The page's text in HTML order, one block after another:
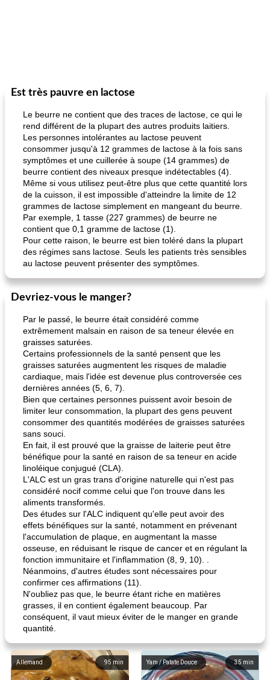
Est très pauvre en lactose
Le beurre ne contient que des traces de lactose, ce qui le
rend différent de la plupart des autres produits laitiers.
Les personnes intolérantes au lactose peuvent
consommer jusqu'à 12 grammes de lactose à la fois sans
symptômes et une cuillerée à soupe (14 grammes) de
beurre contient des niveaux presque indétectables (4).
Même si vous utilisez peut-être plus que cette quantité lors
de la cuisson, il est impossible d'atteindre la limite de 12
grammes de lactose simplement en mangeant du beurre.
Par exemple, 1 tasse (227 grammes) de beurre ne
contient que 0,1 gramme de lactose (1).
Pour cette raison, le beurre est bien toléré dans la plupart
des régimes sans lactose. Seuls les patients très sensibles
au lactose peuvent présenter des symptômes.
Devriez-vous le manger?
Par le passé, le beurre était considéré comme
extrêmement malsain en raison de sa teneur élevée en
graisses saturées.
Certains professionnels de la santé pensent que les
graisses saturées augmentent les risques de maladie
cardiaque, mais l'idée est devenue plus controversée ces
dernières années (5, 6, 7).
Bien que certaines personnes puissent avoir besoin de
limiter leur consommation, la plupart des gens peuvent
consommer des quantités modérées de graisses saturées
sans souci.
En fait, il est prouvé que la graisse de laiterie peut être
bénéfique pour la santé en raison de sa teneur en acide
linoléique conjugué (CLA).
L'ALC est un gras trans d'origine naturelle qui n'est pas
considéré nocif comme celui que l'on trouve dans les
aliments transformés.
Des études sur l'ALC indiquent qu'elle peut avoir des
effets bénéfiques sur la santé, notamment en prévenant
l'accumulation de plaque, en augmentant la masse
osseuse, en réduisant le risque de cancer et en régulant la
fonction immunitaire et l'inflammation (8, 9, 10). .
Néanmoins, d'autres études sont nécessaires pour
confirmer ces affirmations (11).
N'oubliez pas que, le beurre étant riche en matières
grasses, il en contient également beaucoup. Par
conséquent, il vaut mieux éviter de le manger en grande
quantité.
95 min
Allemand 35 min
Yam / Patate Douce